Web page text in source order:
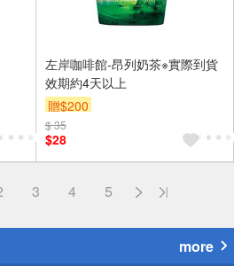
左岸咖啡館-昂列奶茶※實際到貨
效期約4天以上
贈$200
$ 35
$28
3 4 5
more